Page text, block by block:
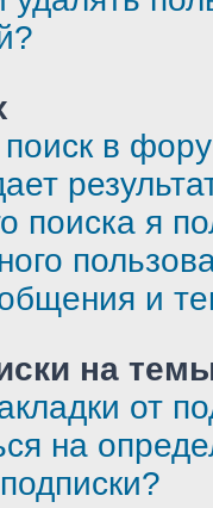
поиск в
поиска я
и
на
от
на